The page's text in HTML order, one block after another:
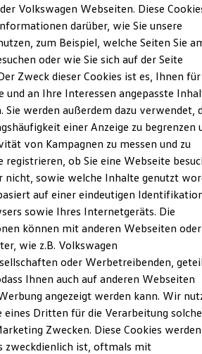
Service
Reifen Service
und Pannenhilfe
& Apps
App
für Ihren ID. Buzz
für Ihren Transporter/Caravelle
für Ihren Amarok
für andere Modelle
Pro
Interface Data
Pathfinder
Software Updates
Besitzer
und Sicherheitssysteme
und Ölverdünnung
Betriebsflüssigkeiten
und Lifestyle Produkte
Business
vereinbaren
der AHG Gruppe in
sich auf Sie
und Gebrauchtfahrzeugen,
oder Lackreparatur, Reifendienst
– unser Team steht mit
und Dienstleistungen
für Sie bereit. Wir
Auswahl Ihres Neu- oder
von Volkswagen über die
bis hin zum Service in
freuen uns auf Sie bei der AHG
Volkswagen Webseiten. Diese
darüber, wie Sie unsere
zum Beispiel, welche Seiten Sie
oder wie Sie sich auf der Seite
Zweck dieser Cookies ist es, Ihnen für
und an Ihre Interessen angepasste
Sie werden außerdem dazu verwendet,
einer Anzeige zu begrenzen
von Kampagnen zu messen und zu
registrieren, ob Sie eine Webseite
nicht, sowie welche Inhalte genutzt
auf einer eindeutigen
sowie Ihres Internetgeräts. Die
können mit anderen Webseiten oder
wie z.B. Volkswagen
oder Werbetreibenden,
Ihnen auch auf anderen Webseiten
angezeigt werden kann. Wir
eines Dritten für die Verarbeitung
Zwecken. Diese Cookies
zweckdienlich ist, oftmals mit